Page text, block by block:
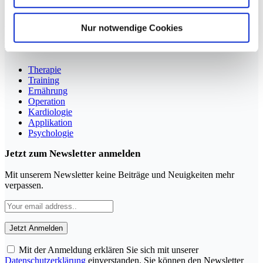
Nur notwendige Cookies
Rubriken
Therapie
Training
Ernährung
Operation
Kardiologie
Applikation
Psychologie
Jetzt zum Newsletter anmelden
Mit unserem Newsletter keine Beiträge und Neuigkeiten mehr
verpassen.
Mit der Anmeldung erklären Sie sich mit unserer
Datenschutzerklärung einverstanden. Sie können den Newsletter